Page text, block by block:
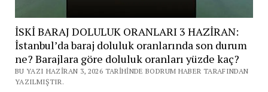
İSKİ BARAJ DOLULUK ORANLARI 3 HAZİRAN:
İstanbul’da baraj doluluk oranlarında son durum
ne? Barajlara göre doluluk oranları yüzde kaç?
BU YAZI HAZIRAN 3, 2026 TARIHINDE BODRUM HABER TARAFINDAN
YAZILMIŞTIR.